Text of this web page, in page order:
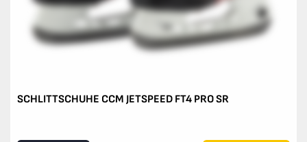
SCHLITTSCHUHE CCM JETSPEED FT4 PRO SR